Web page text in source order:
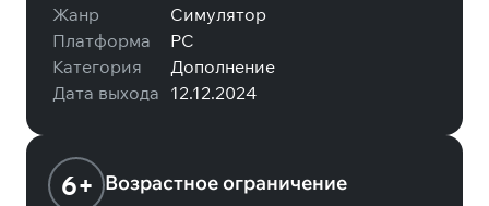
Жанр
Симулятор
Платформа
PC
Категория
Дополнение
Дата выхода 12.12.2024
6+ Возрастное ограничение